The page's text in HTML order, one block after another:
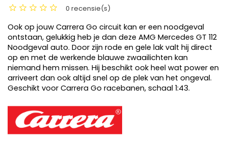
0 recensie(s)
Ook op jouw Carrera Go circuit kan er een noodgeval
ontstaan, gelukkig heb je dan deze AMG Mercedes GT 112
Noodgeval auto. Door zijn rode en gele lak valt hij direct
op en met de werkende blauwe zwaailichten kan
niemand hem missen. Hij beschikt ook heel wat power en
arriveert dan ook altijd snel op de plek van het ongeval.
Geschikt voor Carrera Go racebanen, schaal 1:43.